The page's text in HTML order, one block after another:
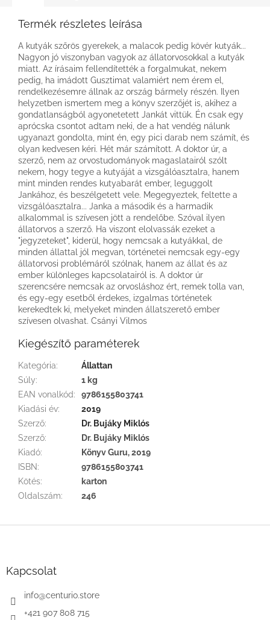
Termék részletes leírása
A kutyák szőrös gyerekek, a malacok pedig kövér kutyák...
Nagyon jó viszonyban vagyok az állatorvosokkal a kutyák
miatt. Az írásaim fellendítették a forgalmukat, nekem
pedig, ha imádott Gusztimat valamiért nem érem el,
rendelkezésemre állnak az ország bármely részén. Ilyen
helyzetben ismertem meg a könyv szerzőjét is, akihez a
gondatlanságból agyonetetett Jankát vittük. Én csak egy
aprócska csontot adtam neki, de a hat vendég nálunk
ugyanazt gondolta, mint én, egy pici darab nem számít, és
olyan kedvesen kéri. Hét már számított. A doktor úr, a
szerző, nem az orvostudományok magaslatairól szólt
nekem, hogy tegye a kutyáját a vizsgálóasztalra, hanem
mint minden rendes kutyabarát ember, leguggolt
Jankához, és beszélgetett vele. Megegyeztek, feltette a
vizsgálóasztalra... Janka a második és a harmadik
alkalommal is szívesen jött a rendelőbe. Szóval ilyen
állatorvos a szerző. Ha viszont elolvassák ezeket a
"jegyzeteket", kiderül, hogy nemcsak a kutyákkal, de
minden állattal jól megvan, történetei nemcsak egy-egy
állatorvosi problémáról szólnak, hanem az állat és az
ember különleges kapcsolatairól is. A doktor úr
szerencsére nemcsak az orvosláshoz ért, remek tolla van,
és egy-egy esetből érdekes, izgalmas történetek
kerekedtek ki, melyeket minden állatszerető ember
szívesen olvashat. Csányi Vilmos
Kiegészítő paraméterek
Kategória:
Állattan
Súly:
1 kg
EAN vonalkód:
9786155803741
Kiadási év:
2019
Szerző:
Dr. Bujáky Miklós
Szerző:
Dr. Bujáky Miklós
Kiadó:
Könyv Guru, 2019
ISBN:
9786155803741
Kötés:
karton
Oldalszám: 246
Kapcsolat
info@centurio.store
+421 907 808 715